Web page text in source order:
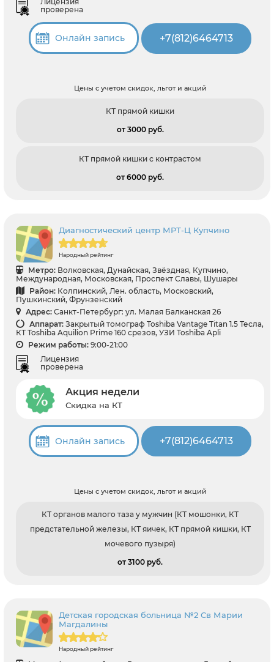
проверена
Онлайн запись +7(812)6464713
Цены с учетом скидок, льгот и акций
КТ прямой кишки
от 3000 pуб.
КТ прямой кишки с контрастом
от 6000 pуб.
Диагностический центр МРТ-Ц Купчино
Народный рейтинг
Метро: Волковская, Дунайская, Звёздная, Купчино,
Международная, Московская, Проспект Славы, Шушары
Район: Колпинский, Лен. область, Московский,
Пушкинский, Фрунзенский
Адрес: Санкт-Петербург: ул. Малая Балканская 26
Аппарат: Закрытый томограф Toshiba Vantage Titan 1.5 Тесла,
КТ Toshiba Aquilion Prime 160 срезов, УЗИ Toshiba Apli
Режим работы: 9:00-21:00
Лицензия
проверена
Акция недели
Скидка на КТ
Онлайн запись +7(812)6464713
Цены с учетом скидок, льгот и акций
КТ органов малого таза у мужчин (КТ мошонки, КТ
предстательной железы, КТ яичек, КТ прямой кишки, КТ
мочевого пузыря)
от 3100 pуб.
Детская городская больница №2 Св Марии
Магдалины
Народный рейтинг